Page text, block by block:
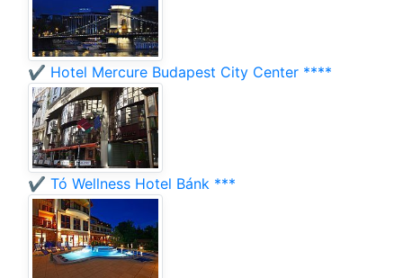
✔️ Hotel Mercure Budapest City Center ****
✔️ Tó Wellness Hotel Bánk ***